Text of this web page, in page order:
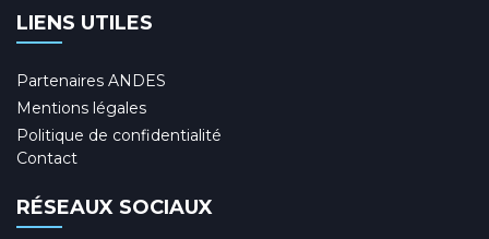
LIENS UTILES
Partenaires ANDES
Mentions légales
Politique de confidentialité
Contact
RÉSEAUX SOCIAUX